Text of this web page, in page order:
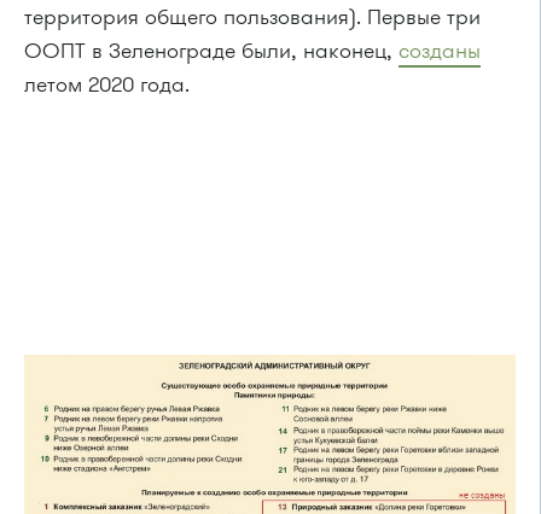
территория общего пользования). Первые три
ООПТ в Зеленограде были, наконец, созданы
летом 2020 года.